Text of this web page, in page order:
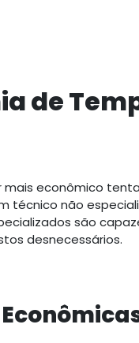
de
mais econômico
técnico não
são
desnecessários.